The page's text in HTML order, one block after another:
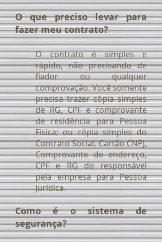
O que preciso levar para
fazer meu contrato?
O contrato é simples e
rápido, não precisando de
fiador ou qualquer
comprovação. Você somente
precisa trazer cópia simples
de RG, CPF e comprovante
de residência para Pessoa
Física; ou cópia simples do
Contrato Social, Cartão CNPJ,
Comprovante de endereço,
CPF e RG do responsável
pela empresa para Pessoa
Jurídica.
Como é o sistema de
segurança?